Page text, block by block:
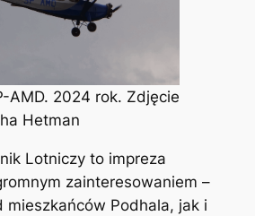
AMD. 2024 rok. Zdjęcie
Hetman
Lotniczy to impreza
zainteresowaniem –
mieszkańców Podhala, jak i